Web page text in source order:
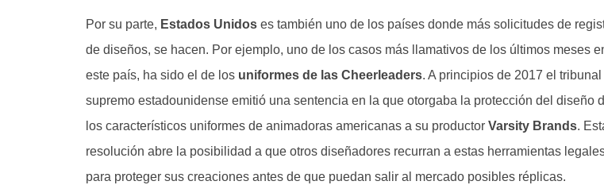
Por su parte, Estados Unidos es también uno de los países donde más solicitudes de
de diseños, se hacen. Por ejemplo, uno de los casos más llamativos de los últimos meses
este país, ha sido el de los uniformes de las Cheerleaders. A principios de 2017 el tribunal
supremo estadounidense emitió una sentencia en la que otorgaba la protección del diseño
los característicos uniformes de animadoras americanas a su productor Varsity Brands.
resolución abre la posibilidad a que otros diseñadores recurran a estas herramientas
para proteger sus creaciones antes de que puedan salir al mercado posibles réplicas.